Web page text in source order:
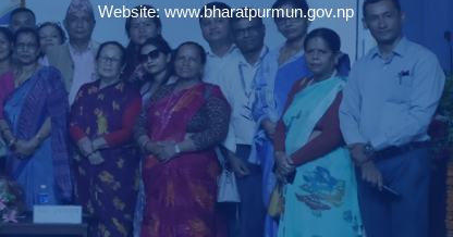
Website: www.bharatpurmun.gov.np